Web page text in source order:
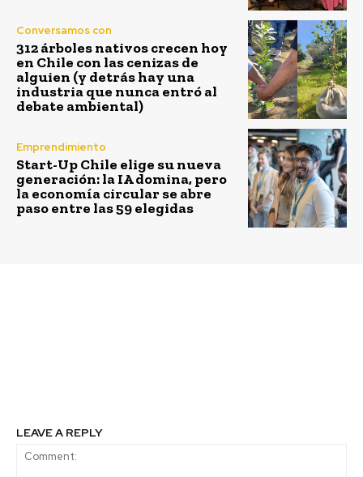
Conversamos con
312 árboles nativos crecen hoy
en Chile con las cenizas de
alguien (y detrás hay una
industria que nunca entró al
debate ambiental)
Emprendimiento
Start-Up Chile elige su nueva
generación: la IA domina, pero
la economía circular se abre
paso entre las 59 elegidas
LEAVE A REPLY